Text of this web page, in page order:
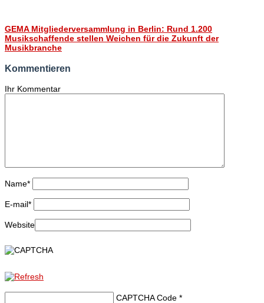
GEMA Mitgliederversammlung in Berlin: Rund 1.200
Musikschaffende stellen Weichen für die Zukunft der
Musikbranche
Kommentieren
Ihr Kommentar
Name*
E-mail*
Website
CAPTCHA Code *